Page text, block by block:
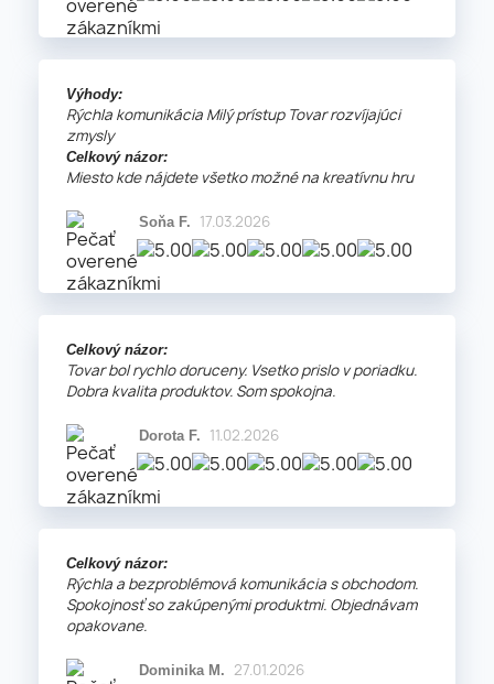
Výhody:
Rýchla komunikácia Milý prístup Tovar rozvíjajúci
zmysly
Celkový názor:
Miesto kde nájdete všetko možné na kreatívnu hru
Soňa F. 17.03.2026
Celkový názor:
Tovar bol rychlo doruceny. Vsetko prislo v poriadku.
Dobra kvalita produktov. Som spokojna.
Dorota F. 11.02.2026
Celkový názor:
Rýchla a bezproblémová komunikácia s obchodom.
Spokojnosť so zakúpenými produktmi. Objednávam
opakovane.
Dominika M. 27.01.2026